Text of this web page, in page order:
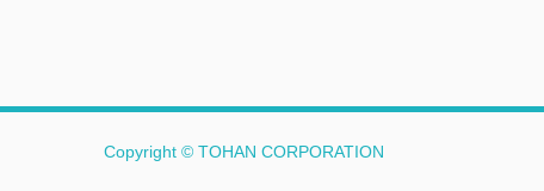
Copyright © TOHAN CORPORATION